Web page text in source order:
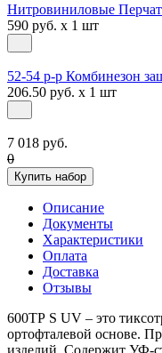
Нитровиниловые
590 руб. x 1 шт
52-54 р-р Комбинезон
206.50 руб. x 1 шт
7 018 руб.
0
Купить набор
Описание
Документы
Характеристики
Оплата
Доставка
Отзывы
600ТР S UV – это
ортофталевой основе.
изделий. Содержит УФ-